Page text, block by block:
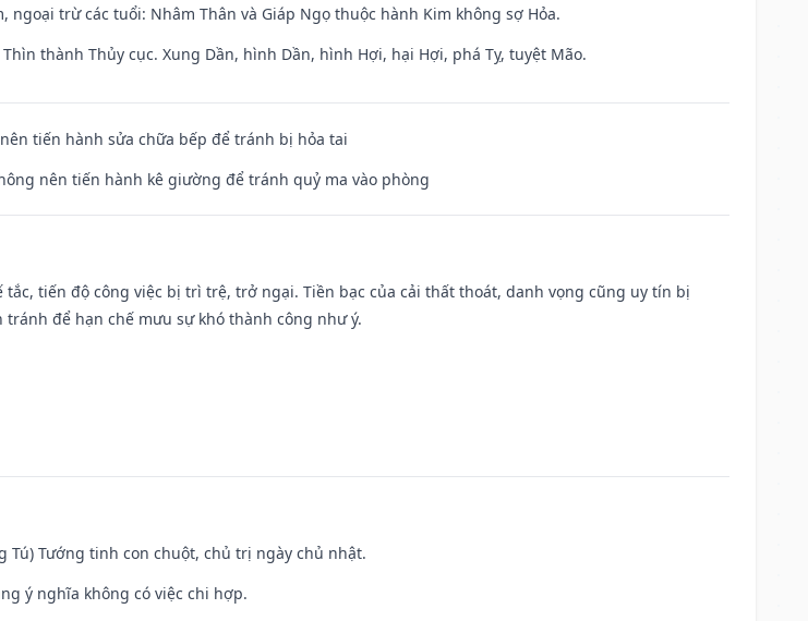
ngoại trừ các tuổi: Nhâm Thân và Giáp Ngọ thuộc hành Kim không sợ Hỏa.
thành Thủy cục. Xung Dần, hình Dần, hình Hợi, hại Hợi, phá Tỵ, tuyệt Mão.
tiến hành sửa chữa bếp để tránh bị hỏa tai
nên tiến hành kê giường để tránh quỷ ma vào phòng
tắc, tiến độ công việc bị trì trệ, trở ngại. Tiền bạc của cải thất thoát, danh vọng cũng uy tín bị
để hạn chế mưu sự khó thành công như ý.
Tú) Tướng tinh con chuột, chủ trị ngày chủ nhật.
ý nghĩa không có việc chi hợp.